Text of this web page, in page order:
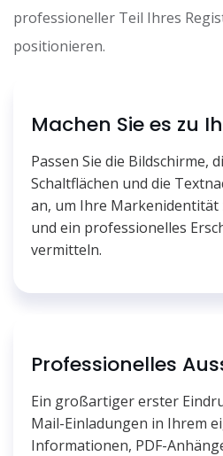
professioneller Teil Ihres
positionieren.
Machen Sie es zu
Passen Sie die Bildschirme,
Schaltflächen und die
an, um Ihre
und ein professionelles
vermitteln.
Professionelles
Ein großartiger erster
Mail-Einladungen in Ihrem
Informationen, PDF-